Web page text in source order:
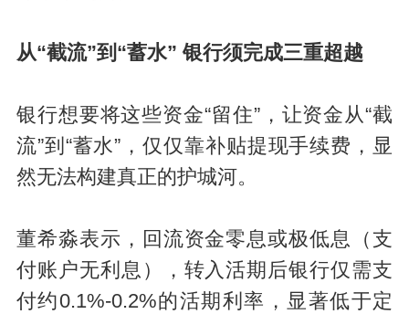
从“截流”到“蓄水” 银行须完成三重超越
银行想要将这些资金“留住”，让资金从“截
流”到“蓄水”，仅仅靠补贴提现手续费，显
然无法构建真正的护城河。
董希淼表示，回流资金零息或极低息（支
付账户无利息），转入活期后银行仅需支
付约0.1%-0.2%的活期利率，显著低于定